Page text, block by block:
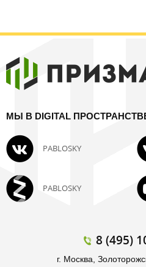
МЫ В DIGITAL
PABLOSKY
PABLOSKY
8 (495)
г. Москва,